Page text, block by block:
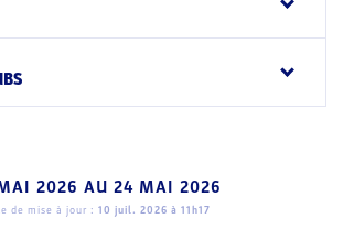
2026 AU 24 MAI 2026
de mise à jour : 10 juil. 2026 à 11h17